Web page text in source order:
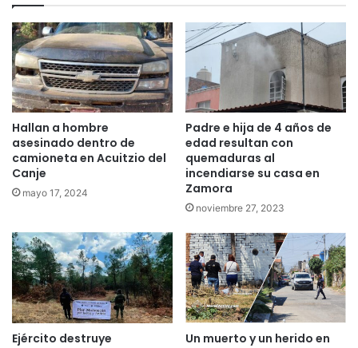
Hallan a hombre
asesinado dentro de
camioneta en Acuitzio del
Canje
mayo 17, 2024
Padre e hija de 4 años de
edad resultan con
quemaduras al
incendiarse su casa en
Zamora
noviembre 27, 2023
Ejército destruye
Un muerto y un herido en